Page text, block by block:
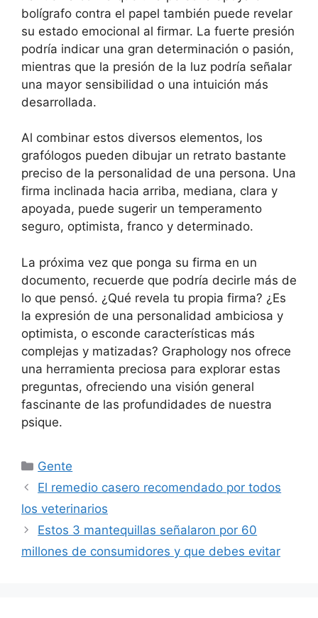
bolígrafo contra el papel también puede revelar
su estado emocional al firmar. La fuerte presión
podría indicar una gran determinación o pasión,
mientras que la presión de la luz podría señalar
una mayor sensibilidad o una intuición más
desarrollada.
Al combinar estos diversos elementos, los
grafólogos pueden dibujar un retrato bastante
preciso de la personalidad de una persona. Una
firma inclinada hacia arriba, mediana, clara y
apoyada, puede sugerir un temperamento
seguro, optimista, franco y determinado.
La próxima vez que ponga su firma en un
documento, recuerde que podría decirle más de
lo que pensó. ¿Qué revela tu propia firma? ¿Es
la expresión de una personalidad ambiciosa y
optimista, o esconde características más
complejas y matizadas? Graphology nos ofrece
una herramienta preciosa para explorar estas
preguntas, ofreciendo una visión general
fascinante de las profundidades de nuestra
psique.
Categorías
Gente
El remedio casero recomendado por todos
los veterinarios
Estos 3 mantequillas señalaron por 60
millones de consumidores y que debes evitar